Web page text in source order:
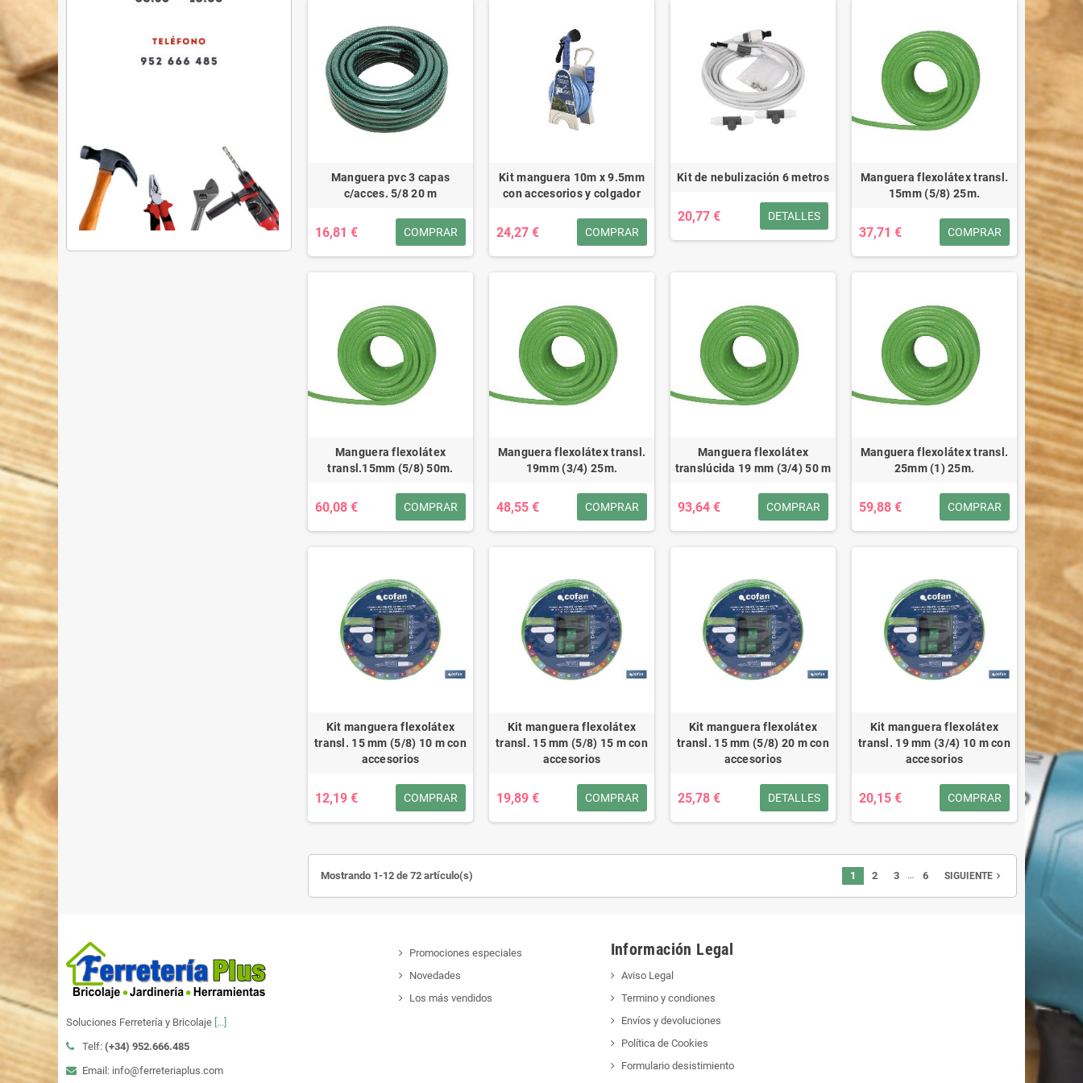
Manguera pvc 3 capas
c/acces. 5/8 20 m
16,81 € COMPRAR
Kit manguera 10m x 9.5mm
con accesorios y colgador
24,27 € COMPRAR
Kit de nebulización 6 metros
20,77 € DETALLES
Manguera flexolátex transl.
15mm (5/8) 25m.
37,71 € COMPRAR
Manguera flexolátex
transl.15mm (5/8) 50m.
60,08 € COMPRAR
Manguera flexolátex transl.
19mm (3/4) 25m.
48,55 € COMPRAR
Manguera flexolátex
translúcida 19 mm (3/4) 50 m
93,64 € COMPRAR
Manguera flexolátex transl.
25mm (1) 25m.
59,88 € COMPRAR
Kit manguera flexolátex
transl. 15 mm (5/8) 10 m con
accesorios
12,19 € COMPRAR
Kit manguera flexolátex
transl. 15 mm (5/8) 15 m con
accesorios
19,89 € COMPRAR
Kit manguera flexolátex
transl. 15 mm (5/8) 20 m con
accesorios
25,78 € DETALLES
Kit manguera flexolátex
transl. 19 mm (3/4) 10 m con
accesorios
20,15 € COMPRAR
Mostrando 1-12 de 72 artículo(s) 1 2 3 … 6 SIGUIENTEnavigate_next
Soluciones Ferretería y Bricolaje [...]
Telf: (+34) 952.666.485
Email: info@ferreteriaplus.com
Promociones especiales
Novedades
Los más vendidos
Información Legal
Aviso Legal
Termino y condiones
Envíos y devoluciones
Política de Cookies
Formulario desistimiento